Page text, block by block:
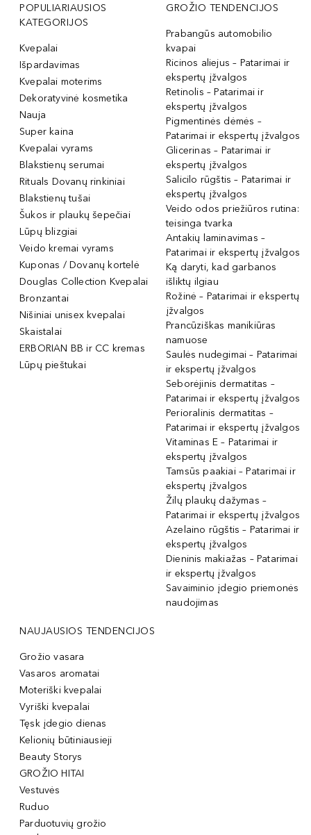
POPULIARIAUSIOS
KATEGORIJOS
Kvepalai
Išpardavimas
Kvepalai moterims
Dekoratyvinė kosmetika
Nauja
Super kaina
Kvepalai vyrams
Blakstienų serumai
Rituals Dovanų rinkiniai
Blakstienų tušai
Šukos ir plaukų šepečiai
Lūpų blizgiai
Veido kremai vyrams
Kuponas / Dovanų kortelė
Douglas Collection Kvepalai
Bronzantai
Nišiniai unisex kvepalai
Skaistalai
ERBORIAN BB ir CC kremas
Lūpų pieštukai
GROŽIO TENDENCIJOS
Prabangūs automobilio
kvapai
Ricinos aliejus – Patarimai ir
ekspertų įžvalgos
Retinolis – Patarimai ir
ekspertų įžvalgos
Pigmentinės dėmės –
Patarimai ir ekspertų įžvalgos
Glicerinas – Patarimai ir
ekspertų įžvalgos
Salicilo rūgštis – Patarimai ir
ekspertų įžvalgos
Veido odos priežiūros rutina:
teisinga tvarka
Antakių laminavimas –
Patarimai ir ekspertų įžvalgos
Ką daryti, kad garbanos
išliktų ilgiau
Rožinė – Patarimai ir ekspertų
įžvalgos
Prancūziškas manikiūras
namuose
Saulės nudegimai – Patarimai
ir ekspertų įžvalgos
Seborėjinis dermatitas –
Patarimai ir ekspertų įžvalgos
Perioralinis dermatitas –
Patarimai ir ekspertų įžvalgos
Vitaminas E – Patarimai ir
ekspertų įžvalgos
Tamsūs paakiai – Patarimai ir
ekspertų įžvalgos
Žilų plaukų dažymas –
Patarimai ir ekspertų įžvalgos
Azelaino rūgštis – Patarimai ir
ekspertų įžvalgos
Dieninis makiažas – Patarimai
ir ekspertų įžvalgos
Savaiminio įdegio priemonės
naudojimas
NAUJAUSIOS TENDENCIJOS
Grožio vasara
Vasaros aromatai
Moteriški kvepalai
Vyriški kvepalai
Tęsk įdegio dienas
Kelionių būtiniausieji
Beauty Storys
GROŽIO HITAI
Vestuvės
Ruduo
Parduotuvių grožio